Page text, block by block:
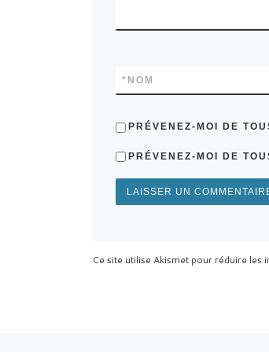
NOM
*
PRÉVENEZ-MOI DE
PRÉVENEZ-MOI DE
Ce site utilise Akismet pour réduire les